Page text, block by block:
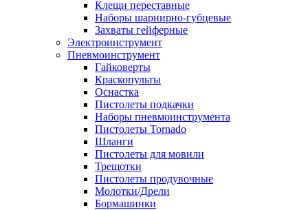
Клещи переставные
Наборы шарнирно-губцевые
Захваты гейферные
Электроинструмент
Пневмоинструмент
Гайковерты
Краскопульты
Оснастка
Пистолеты подкачки
Наборы пневмоинструмента
Пистолеты Tornado
Шланги
Пистолеты для мовили
Трещотки
Пистолеты продувочные
Молотки/Дрели
Бормашинки